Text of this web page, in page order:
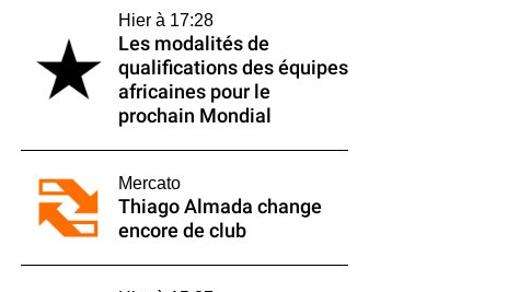
Hier à 17:28
Les modalités de
qualifications des équipes
africaines pour le
prochain Mondial
Mercato
Thiago Almada change
encore de club